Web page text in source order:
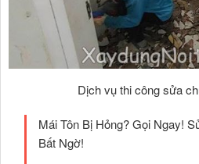
Dịch vụ thi công sửa
Mái Tôn Bị Hỏng? Gọi Ngay!
Bất Ngờ!